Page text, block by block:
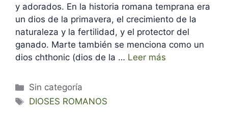
y adorados. En la historia romana temprana era
un dios de la primavera, el crecimiento de la
naturaleza y la fertilidad, y el protector del
ganado. Marte también se menciona como un
dios chthonic (dios de la … Leer más
Categorías
Sin categoría
Etiquetas
DIOSES ROMANOS